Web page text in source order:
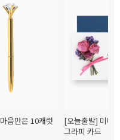
음만은 10캐럿
[오늘출발] 미니
그라피 카드